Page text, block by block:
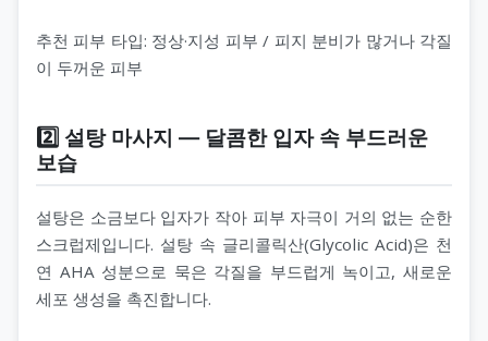
추천 피부 타입: 정상·지성 피부 / 피지 분비가 많거나 각질
이 두꺼운 피부
2️⃣ 설탕 마사지 — 달콤한 입자 속 부드러운
보습
설탕은 소금보다 입자가 작아 피부 자극이 거의 없는 순한
스크럽제입니다. 설탕 속 글리콜릭산(Glycolic Acid)은 천
연 AHA 성분으로 묵은 각질을 부드럽게 녹이고, 새로운
세포 생성을 촉진합니다.